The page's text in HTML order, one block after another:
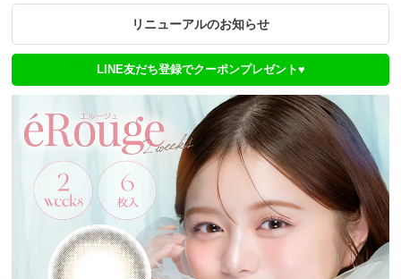
リニューアルのお知らせ
LINE友だち登録でクーポンプレゼント♥